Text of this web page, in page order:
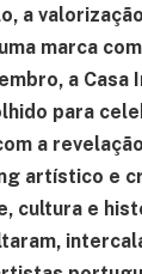
a
marca com
a Casa
para
a
artístico e
cultura e